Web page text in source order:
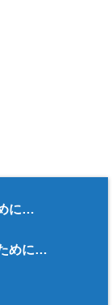
に…
めに…